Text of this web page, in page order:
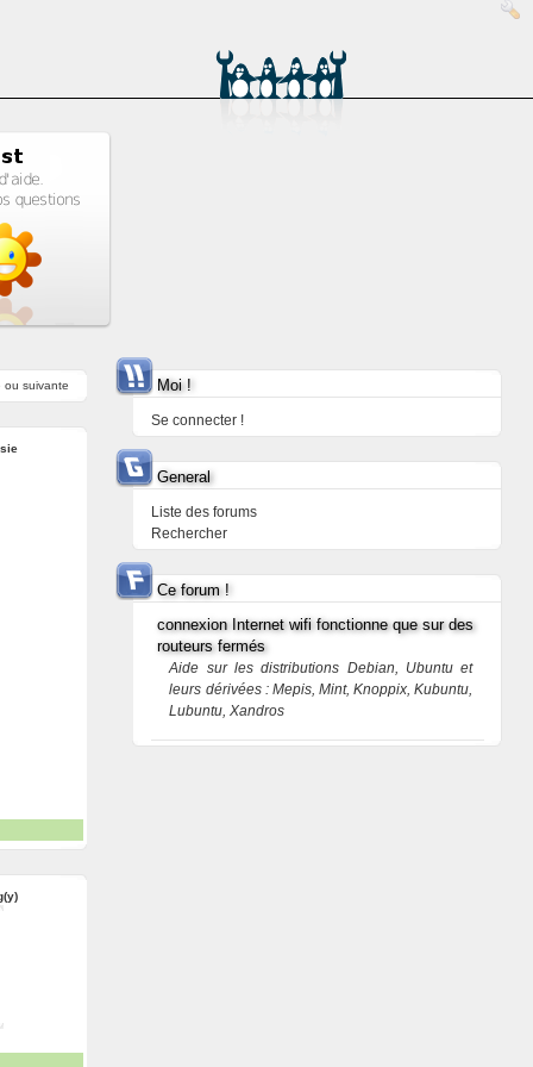
ou suivante Moi !
Se connecter !
General
Liste des forums
Rechercher
Ce forum !
connexion Internet wifi fonctionne que sur des
routeurs fermés
Aide sur les distributions Debian, Ubuntu et
leurs dérivées : Mepis, Mint, Knoppix, Kubuntu,
Lubuntu, Xandros